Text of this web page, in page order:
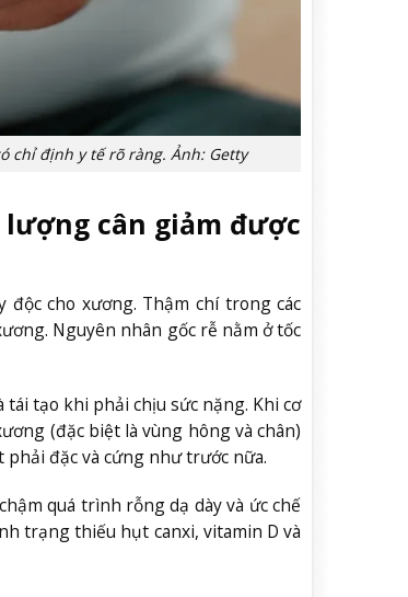
chỉ định y tế rõ ràng. Ảnh: Getty
cân giảm được
cho xương. Thậm chí trong các
Nguyên nhân gốc rễ nằm ở tốc
tái tạo khi phải chịu sức nặng. Khi cơ
(đặc biệt là vùng hông và chân)
đặc và cứng như trước nữa.
quá trình rỗng dạ dày và ức chế
trạng thiếu hụt canxi, vitamin D và